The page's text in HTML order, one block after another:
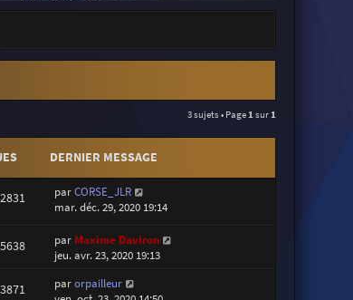
3 sujets • Page 1 sur 1
DERNIER MESSAGE
parCORSE_JLR
mar. déc. 29, 2020 19:14
par Maxime Daviron
jeu. avr. 23, 2020 19:13
parorpailleur